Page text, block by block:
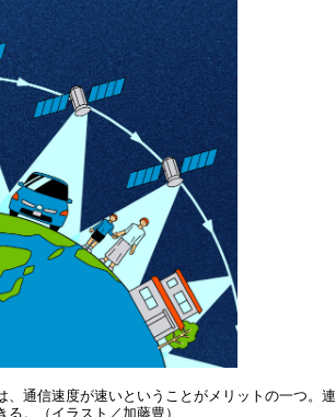
通信速度が速いということがメリットの一つ。連
。（イラスト／加藤豊）